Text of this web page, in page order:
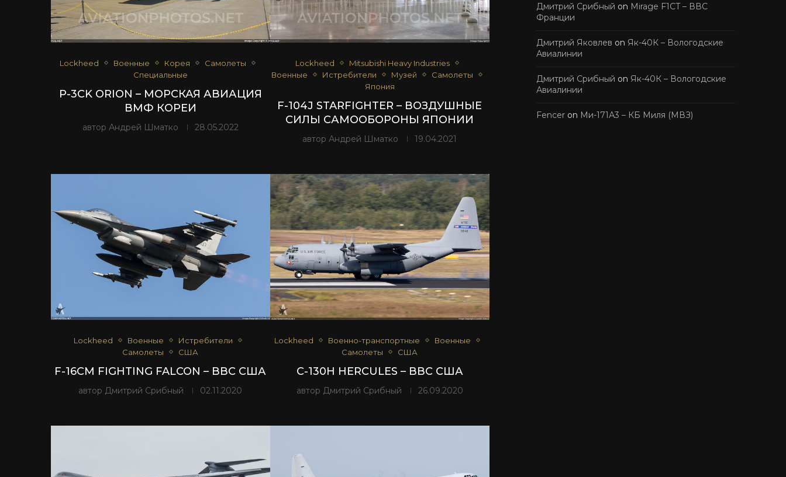
Lockheed Военные Корея
Самолеты
Специальные
P-3CK ORION – МОРСКАЯ АВИАЦИЯ
ВМФ КОРЕИ
автор Андрей Шматко 28.05.2022
Lockheed
Mitsubishi Heavy Industries
Военные
Истребители Музей
Самолеты
Япония
F-104J STARFIGHTER – ВОЗДУШНЫЕ
СИЛЫ САМООБОРОНЫ ЯПОНИИ
авторАндрей Шматко 19.04.2021
Lockheed Военные
Истребители
Самолеты
США
F-16CM FIGHTING FALCON – ВВС США
автор Дмитрий Срибный 02.11.2020
Lockheed Военно-транспортные
Военные
Самолеты
США
C-130H HERCULES – ВВС США
автор Дмитрий Срибный 26.09.2020
Дмитрий Срибный on Mirage F1CT – ВВС
Франции
Дмитрий Яковлев on Як-40К – Вологодские
Авиалинии
Дмитрий Срибный on Як-40К – Вологодские
Авиалинии
Fencer on Ми-171А3 – КБ Миля (МВЗ)